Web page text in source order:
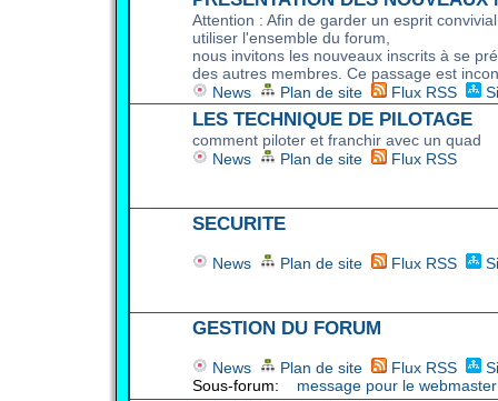
Attention : Afin de garder un esprit
utiliser l'ensemble du forum,
nous invitons les nouveaux inscrits à se
des autres membres. Ce passage est
News
Plan de site Flux RSS
LES TECHNIQUE DE PILOTAGE
comment piloter et franchir avec un quad
News
Plan de site Flux RSS
SECURITE
News Plan de site Flux RSS
GESTION DU FORUM
News Plan de site Flux RSS
Sous-forum:
message pour le webmaster